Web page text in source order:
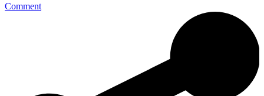
Comment